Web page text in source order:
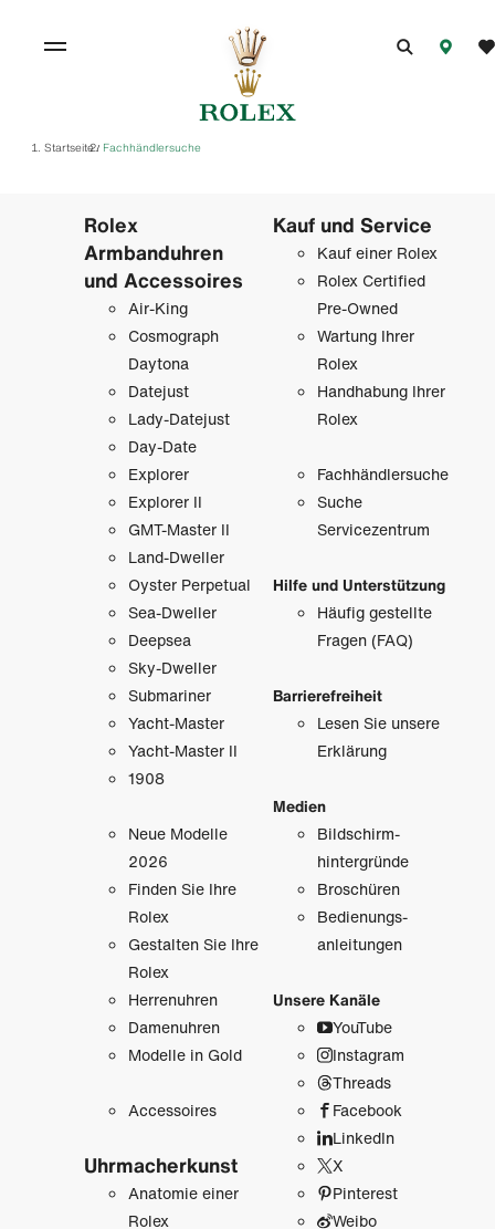
Startseite/ Fachhändlersuche
Rolex
Armbanduhren
und Accessoires
Air-King
Cosmograph
Daytona
Datejust
Lady-Datejust
Day-Date
Explorer
Explorer II
GMT-Master II
Land-Dweller
Oyster Perpetual
Sea-Dweller
Deepsea
Sky-Dweller
Submariner
Yacht-Master
Yacht-Master II
1908
Neue Modelle
2026
Finden Sie Ihre
Rolex
Gestalten Sie Ihre
Rolex
Herrenuhren
Damenuhren
Modelle in Gold
Accessoires
Uhrmacher­kunst
Anatomie einer
Rolex
Kauf und Service
Kauf einer Rolex
Rolex Certified
Pre-Owned
Wartung Ihrer
Rolex
Handhabung Ihrer
Rolex
Fachhändlersuche
Suche
Servicezentrum
Hilfe und Unterstützung
Häufig gestellte
Fragen (FAQ)
Barrierefreiheit
Lesen Sie unsere
Erklärung
Medien
Bildschirm­
hintergründe
Broschüren
Bedienungs­
anleitungen
Unsere Kanäle
YouTube
Instagram
Threads
Facebook
LinkedIn
X
Pinterest
Weibo